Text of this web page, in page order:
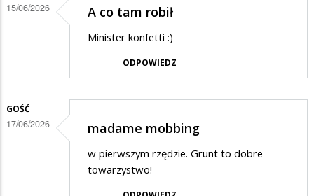
15/06/2026 A co tam robił
Minister konfetti :)
ODPOWIEDZ
GOŚĆ
17/06/2026 madame mobbing
w pierwszym rzędzie. Grunt to dobre
towarzystwo!